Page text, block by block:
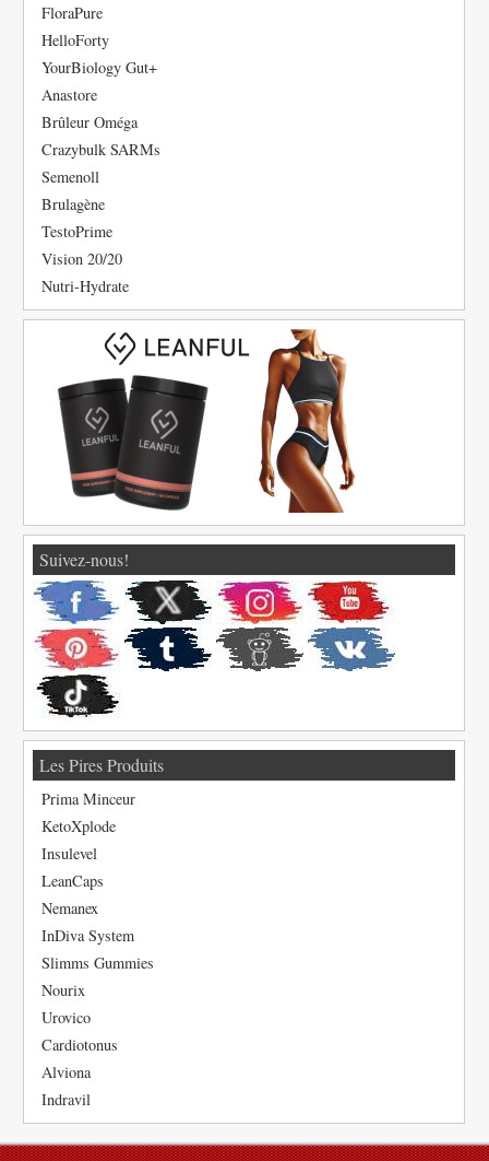
FloraPure
HelloForty
YourBiology Gut+
Anastore
Brûleur Oméga
Crazybulk SARMs
Semenoll
Brulagène
TestoPrime
Vision 20/20
Nutri-Hydrate
Suivez-nous!
Les Pires Produits
Prima Minceur
KetoXplode
Insulevel
LeanCaps
Nemanex
InDiva System
Slimms Gummies
Nourix
Urovico
Cardiotonus
Alviona
Indravil